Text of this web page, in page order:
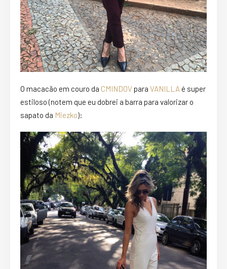
O macacão em couro da CMINDOVpara VANILLA é super
estiloso (notem que eu dobrei a barra para valorizar o
sapato da Miezko):